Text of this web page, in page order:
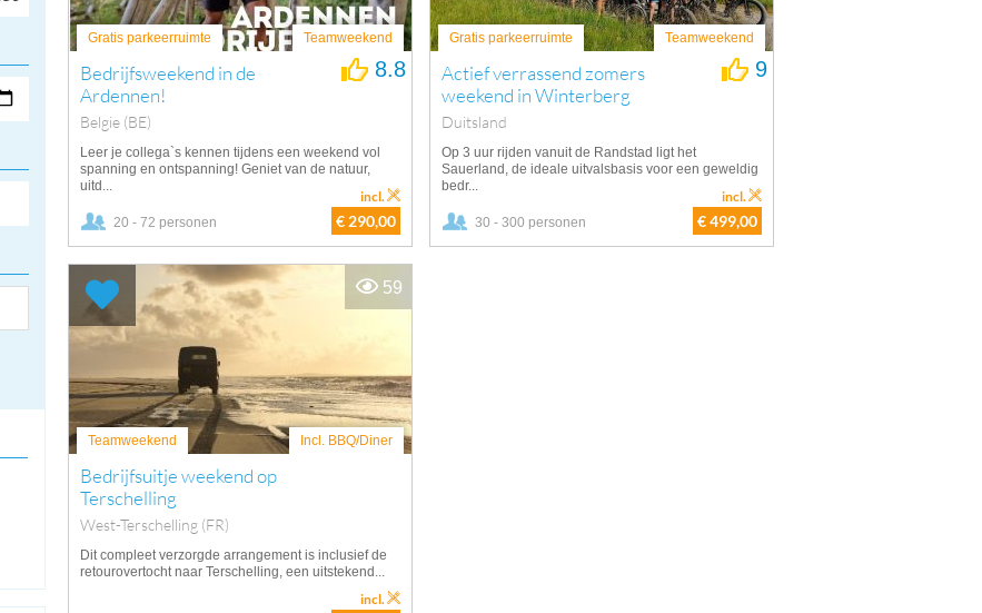
Gratis parkeerruimte Teamweekend
Bedrijfsweekend in de
Ardennen!
Belgie (BE)
8.8
Leer je collega`s kennen tijdens een weekend vol
spanning en ontspanning! Geniet van de natuur,
uitd...
20 - 72 personen € 290,00
incl.
Gratis parkeerruimte Teamweekend
Actief verrassend zomers
weekend in Winterberg
Duitsland
9
Op 3 uur rijden vanuit de Randstad ligt het
Sauerland, de ideale uitvalsbasis voor een geweldig
bedr...
30 - 300 personen € 499,00
incl.
Teamweekend Incl. BBQ/Diner
Bedrijfsuitje weekend op
Terschelling
West-Terschelling (FR)
Dit compleet verzorgde arrangement is inclusief de
retourovertocht naar Terschelling, een uitstekend...
incl.
59